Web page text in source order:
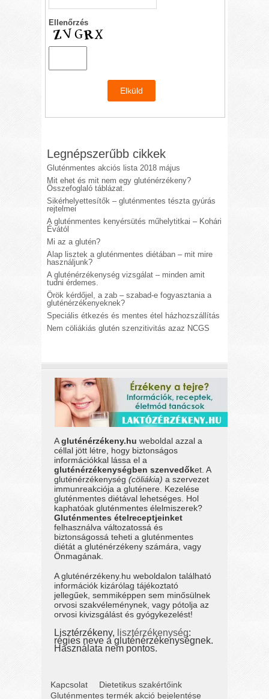
Ellenőrzés
Legnépszerűbb cikkek
Gluténmentes akciós lista 2018 május
Mit ehet és mit nem egy gluténérzékeny?
Összefoglaló táblázat.
Sikérhelyettesítők – gluténmentes tészta gyúrás
rejtelmei
A gluténmentes kenyérsütés műhelytitkai – Kohári
Évától
Mi az a glutén?
Alap lisztek a gluténmentes diétában – mit mire
használjunk?
A gluténérzékenység vizsgálat – minden amit
tudni érdemes.
Örök kérdőjel, a zab – szabad-e fogyasztania a
gluténérzékenyeknek?
Speciális étkezés és mentes étel házhozszállítás
Nem cöliákiás glutén szenzitivitás azaz NCGS
Agluténérzékeny.hu weboldal azzal a
céllal jött létre, hogy biztonságos
információkkal lássa el a
gluténérzékenységben szenvedőket. A
gluténérzékenység(cöliákia) a szervezet
immunreakciója a gluténere. Kezelése
gluténmentes diétával lehetséges. Hol
kaphatóak gluténmentes élelmiszerek?
Gluténmentes ételreceptjeinket
felhasználva változatossá és
biztonságossá teheti a gluténmentes
diétát a gluténérzékeny számára, vagy
Önmagának.
A gluténérzékeny.hu weboldalon található
információk kizárólag tájékoztató
jellegűek, semmiképpen sem minősülnek
orvosi szakvéleménynek, vagy pótolja az
orvosi kivizsgálást és gyógykezelést!
Lisztérzékeny, lisztérzékenység:
régies neve a gluténérzékenységnek.
Használata nem pontos.
Kapcsolat
Dietetikus szakértőink
Gluténmentes termék akció bejelentése